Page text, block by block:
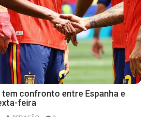
tem confronto entre Espanha e
feira